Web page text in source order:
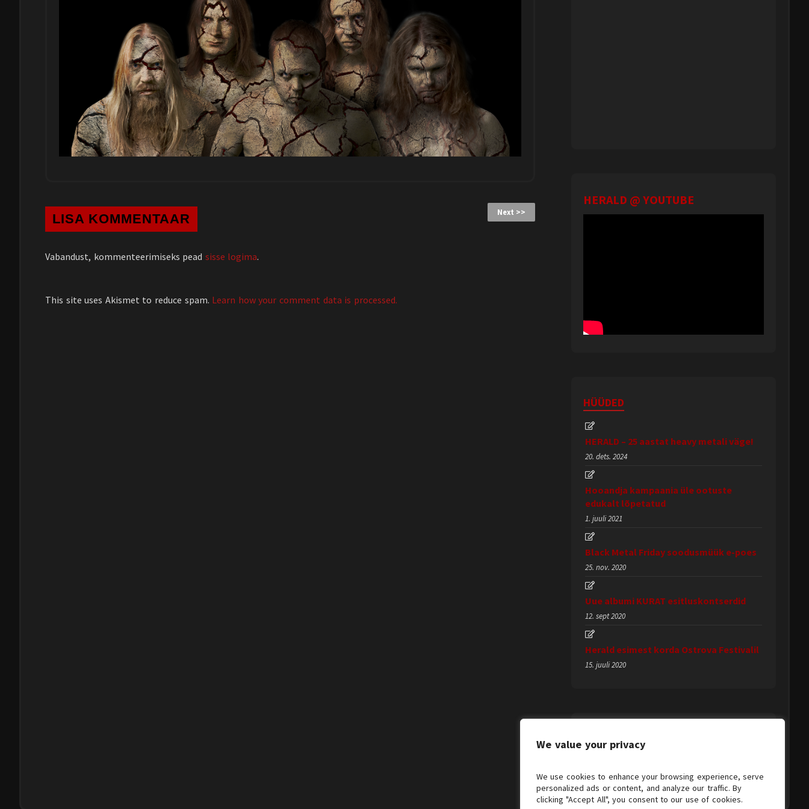
We value your privacy
We use cookies to enhance your browsing experience, serve
personalized ads or content, and analyze our traffic. By
clicking "Accept All", you consent to our use of cookies.
Next >>
LISA KOMMENTAAR
Vabandust, kommenteerimiseks pead sisse logima.
This site uses Akismet to reduce spam. Learn how your comment data is processed.
HERALD @ YOUTUBE
HÜÜDED
HERALD – 25 aastat heavy metali väge!
20. dets. 2024
Hooandja kampaania üle ootuste
edukalt lõpetatud
1. juuli 2021
Black Metal Friday soodusmüük e-poes
25. nov. 2020
Uue albumi KURAT esitluskontserdid
12. sept 2020
Herald esimest korda Ostrova Festivalil
15. juuli 2020